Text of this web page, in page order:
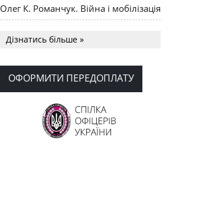
Олег К. Романчук. Війна і мобілізація
долучилися до найбільшої
День Вишиванки в Норт Порті
OPUS MAGNUM Олега К. Романчука
Дізнатись більше »
ОФОРМИТИ ПЕРЕДОПЛАТУ